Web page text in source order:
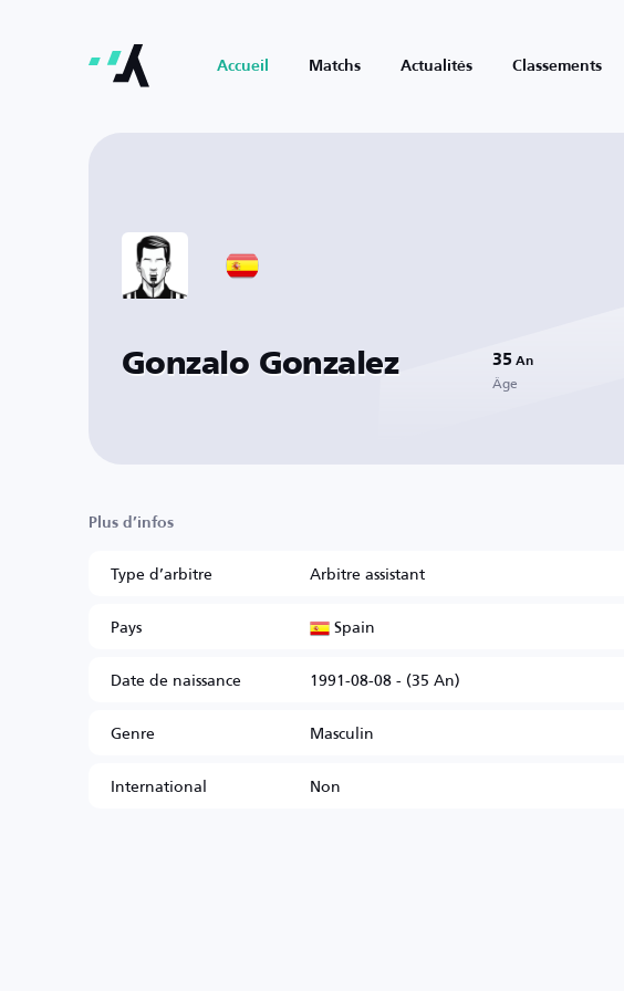
Accueil Matchs Actualités Classements
Gonzalo Gonzalez 35 An
Âge
Plus d’infos
Type d’arbitre
Arbitre assistant
Pays
Spain
Date de naissance
1991-08-08 - (35 An)
Genre
Masculin
International
Non